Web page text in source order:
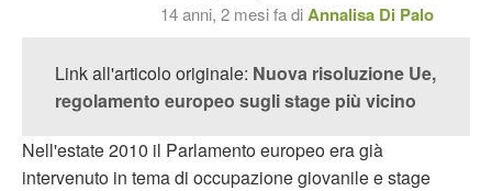
14 anni, 2 mesi fa diAnnalisa Di Palo
Link all'articolo originale: Nuova risoluzione Ue,
regolamento europeo sugli stage più vicino
Nell'estate 2010 il Parlamento europeo era già
intervenuto in tema di occupazione giovanile e stage